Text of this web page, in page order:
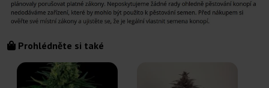
Prohlédněte si také